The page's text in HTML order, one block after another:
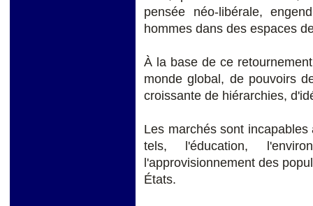
pensée néo-libérale,
hommes dans des espaces
À la base de ce
monde global, de pouvoirs
croissante de hiérarchies,
Les marchés sont
tels, l'éducation,
l'approvisionnement des
États.